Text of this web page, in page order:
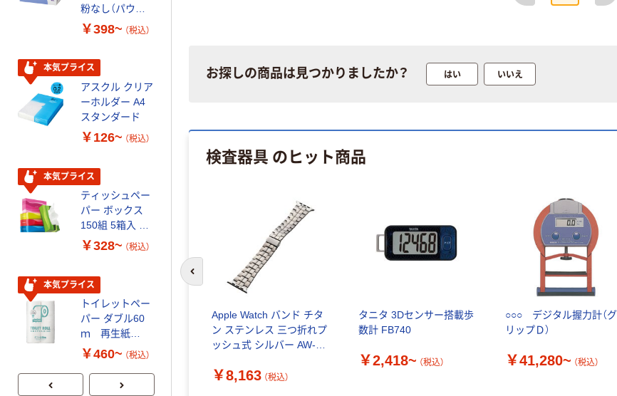
お探しの商品は見つかりましたか？ はい いいえ
検査器具 のヒット商品
Apple Watch バンド チタ
ン ステンレス 三つ折れプ
ッシュ式 シルバー AW-
（直送品）
￥8,163 （税込）
タニタ 3Dセンサー搭載歩
数計 FB740
￥2,418~ （税込）
○○○ デジタル握力計（グ
リップＤ）
￥41,280~ （税込）
前のスライドへ
粉なし（パウダ
ーフリー）
￥398~ （税込）
本気プライス
アスクル クリア
ーホルダー A4
スタンダード
￥126~ （税込）
本気プライス
ティッシュペー
パー ボックス
150組 5箱入 ア
スクル スマート
証
￥328~ （税込）
本気プライス
トイレットペー
パー ダブル60
ｍ 再生紙
100% 6ロール
芯あり FSC認
証
￥460~ （税込）
本気プライス
スチックグロー
ブ 薄手 粉な
し（パウダーフ
リー）
￥298~ （税込）
本気プライス
ラルミネラルウ
ォーター 500ml
キャップシール
レス 10本
￥1,037~
（税込）
本気プライス
ファーストレイ
定モデル) 蛍光
ペン ゼブラ
￥52~ （税込）
G バルクタイプ
指定医薬部外品
￥140~ （税込）
ト ニトリルグ
本気プライス
FSC認証紙 アス
パー ボックス
モカ 200組 5個
アスクル オリジ
ナルティッシュ
PEFC認証
￥428~ （税込）
本気プライス
レのおそうじシ
ート 大王製紙
レクリーナー
￥330~ （税込）